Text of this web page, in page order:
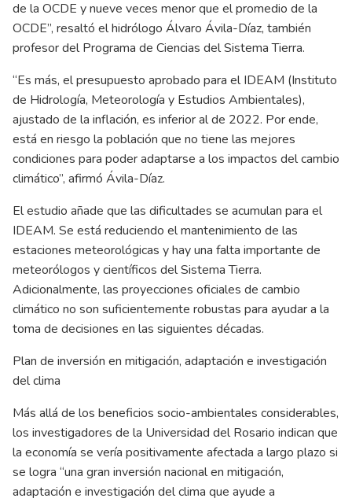
de la OCDE y nueve veces menor que el promedio de la
OCDE”, resaltó el hidrólogo Álvaro Ávila-Díaz, también
profesor del Programa de Ciencias del Sistema Tierra.
“Es más, el presupuesto aprobado para el IDEAM (Instituto
de Hidrología, Meteorología y Estudios Ambientales),
ajustado de la inflación, es inferior al de 2022. Por ende,
está en riesgo la población que no tiene las mejores
condiciones para poder adaptarse a los impactos del cambio
climático”, afirmó Ávila-Díaz.
El estudio añade que las dificultades se acumulan para el
IDEAM. Se está reduciendo el mantenimiento de las
estaciones meteorológicas y hay una falta importante de
meteorólogos y científicos del Sistema Tierra.
Adicionalmente, las proyecciones oficiales de cambio
climático no son suficientemente robustas para ayudar a la
toma de decisiones en las siguientes décadas.
Plan de inversión en mitigación, adaptación e investigación
del clima
Más allá de los beneficios socio-ambientales considerables,
los investigadores de la Universidad del Rosario indican que
la economía se vería positivamente afectada a largo plazo si
se logra “una gran inversión nacional en mitigación,
adaptación e investigación del clima que ayude a